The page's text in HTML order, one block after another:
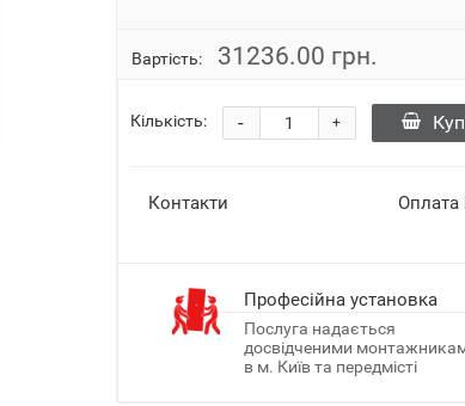
Вартість: 31236.00 грн.
Кількість: +
-
Контакти Оплата
Професійна установка
Послуга надається
досвідченими
в м. Київ та передмісті